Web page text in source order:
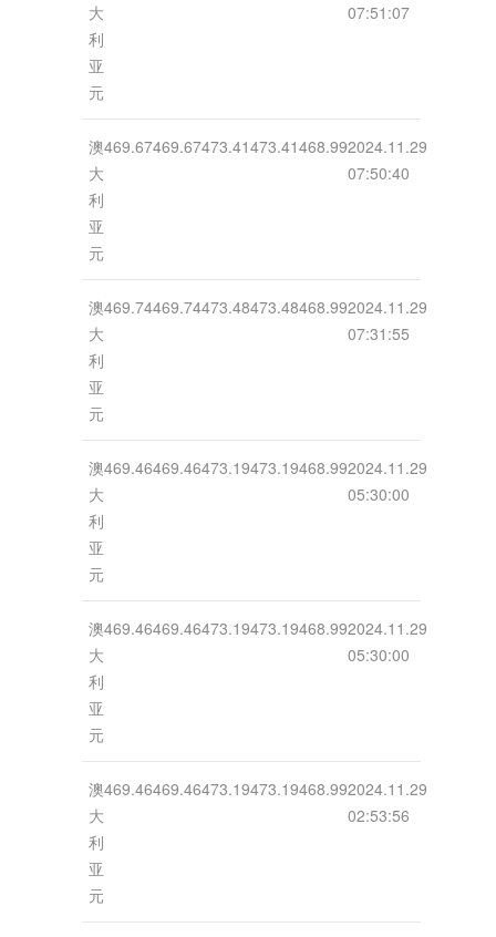
大
利
亚
元
07:51:07
澳
大
利
亚
元
469.67469.67473.41473.41468.992024.11.29
07:50:40
澳
大
利
亚
元
469.74469.74473.48473.48468.992024.11.29
07:31:55
澳
大
利
亚
元
469.46469.46473.19473.19468.992024.11.29
05:30:00
澳
大
利
亚
元
469.46469.46473.19473.19468.992024.11.29
05:30:00
澳
大
利
亚
元
469.46469.46473.19473.19468.992024.11.29
02:53:56